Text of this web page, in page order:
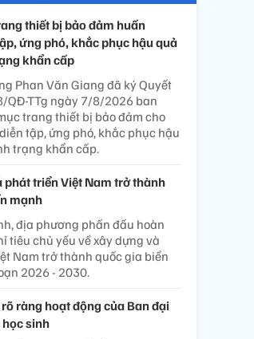
thiết bị bảo đảm huấn
ứng phó, khắc phục hậu quả
khẩn cấp
Phan Văn Giang đã ký Quyết
QĐ-TTg ngày 7/8/2026 ban
trang thiết bị bảo đảm cho
tập, ứng phó, khắc phục hậu
trạng khẩn cấp.
phát triển Việt Nam trở thành
mạnh
địa phương phấn đấu hoàn
tiêu chủ yếu về xây dựng và
Nam trở thành quốc gia biển
2026 - 2030.
ràng hoạt động của Ban đại
học sinh